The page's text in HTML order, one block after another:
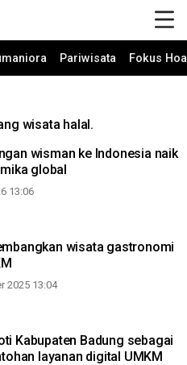
Pariwisata Fokus
wisata halal.
wisman ke Indonesia naik
global
13:06
wisata gastronomi
2025 13:04
Kabupaten Badung sebagai
layanan digital UMKM